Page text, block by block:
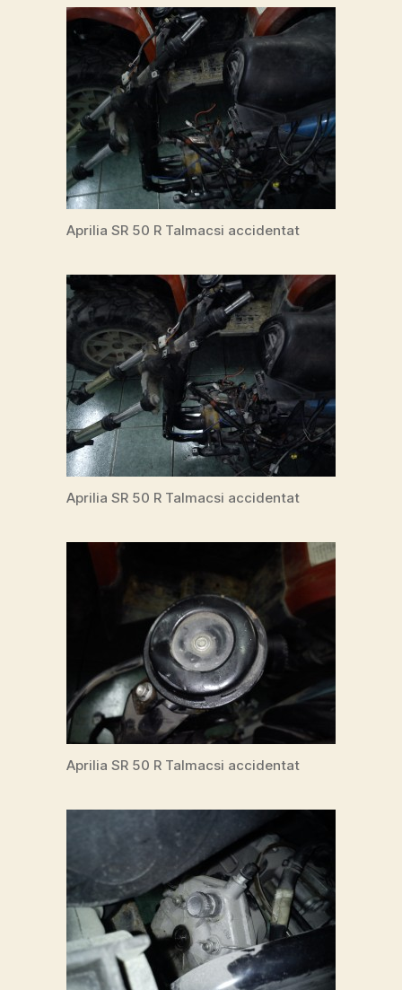
Aprilia SR 50 R Talmacsi accidentat
Aprilia SR 50 R Talmacsi accidentat
Aprilia SR 50 R Talmacsi accidentat